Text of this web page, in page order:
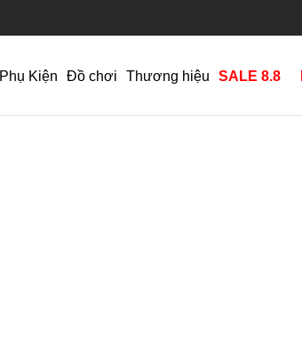
Phụ Kiện Đồ chơi Thương hiệu SALE 8.8